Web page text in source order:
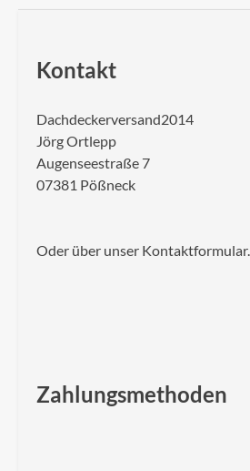
Kontakt
Dachdeckerversand2014
Jörg Ortlepp
Augenseestraße 7
07381 Pößneck
Oder über unser Kontaktformular.
Zahlungsmethoden